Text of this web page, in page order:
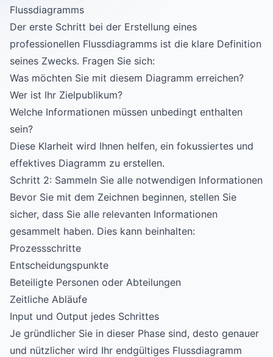
Flussdiagramms
Der erste Schritt bei der Erstellung eines
professionellen Flussdiagramms ist die klare Definition
seines Zwecks. Fragen Sie sich:
Was möchten Sie mit diesem Diagramm erreichen?
Wer ist Ihr Zielpublikum?
Welche Informationen müssen unbedingt enthalten
sein?
Diese Klarheit wird Ihnen helfen, ein fokussiertes und
effektives Diagramm zu erstellen.
Schritt 2: Sammeln Sie alle notwendigen Informationen
Bevor Sie mit dem Zeichnen beginnen, stellen Sie
sicher, dass Sie alle relevanten Informationen
gesammelt haben. Dies kann beinhalten:
Prozessschritte
Entscheidungspunkte
Beteiligte Personen oder Abteilungen
Zeitliche Abläufe
Input und Output jedes Schrittes
Je gründlicher Sie in dieser Phase sind, desto genauer
und nützlicher wird Ihr endgültiges Flussdiagramm